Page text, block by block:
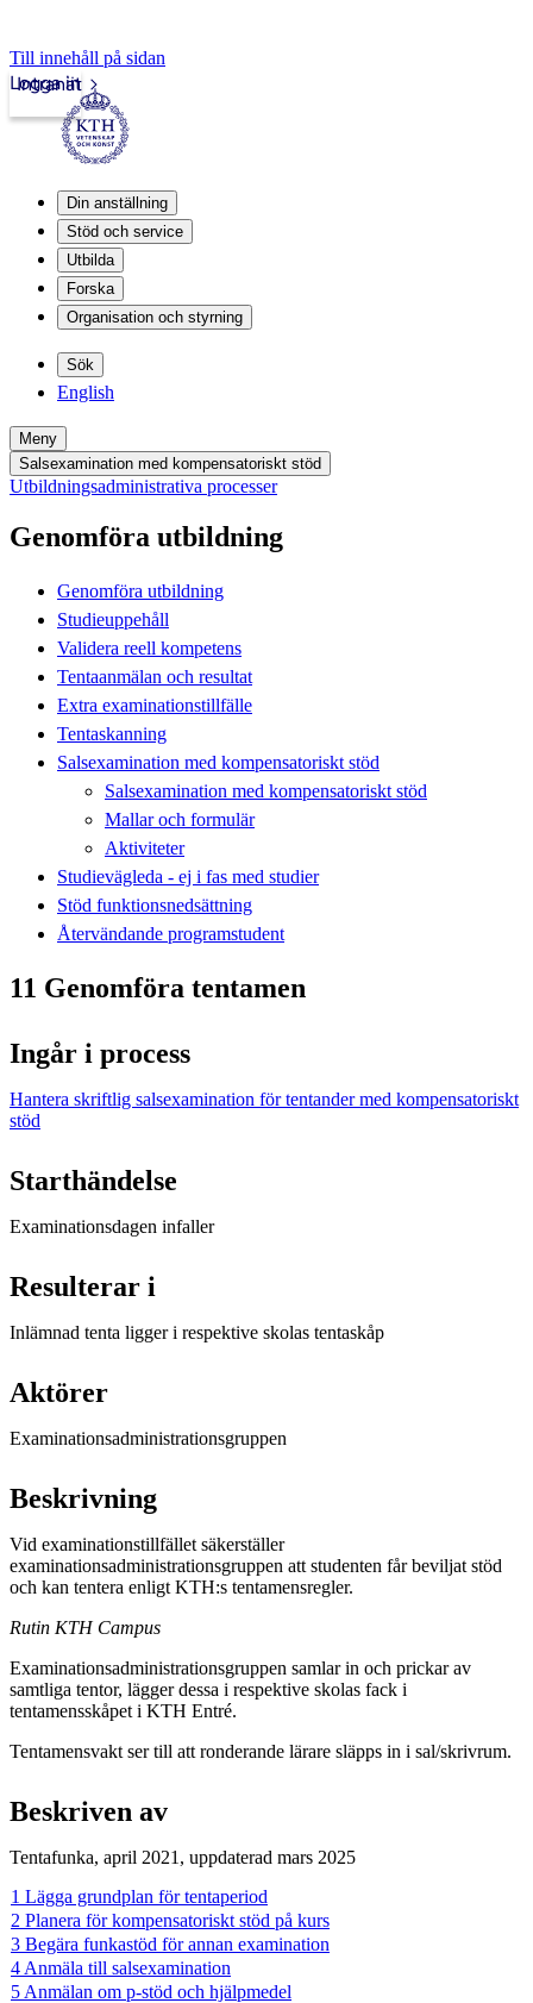
Till innehåll på sidan
Intranät
Logga in
Din anställning
Stöd och service
Utbilda
Forska
Organisation och styrning
Sök
English
Meny
Salsexamination med kompensatoriskt stöd
Utbildningsadministrativa processer
Genomföra utbildning
Genomföra utbildning
Studieuppehåll
Validera reell kompetens
Tentaanmälan och resultat
Extra examinationstillfälle
Tentaskanning
Salsexamination med kompensatoriskt stöd
Salsexamination med kompensatoriskt stöd
Mallar och formulär
Aktiviteter
Studievägleda - ej i fas med studier
Stöd funktionsnedsättning
Återvändande programstudent
11 Genomföra tentamen
Ingår i process
Hantera skriftlig salsexamination för tentander med kompensatoriskt
stöd
Starthändelse
Examinationsdagen infaller
Resulterar i
Inlämnad tenta ligger i respektive skolas tentaskåp
Aktörer
Examinationsadministrationsgruppen
Beskrivning
Vid examinationstillfället säkerställer
examinationsadministrationsgruppen att studenten får beviljat stöd
och kan tentera enligt KTH:s tentamensregler.
Rutin KTH Campus
Examinationsadministrationsgruppen samlar in och prickar av
samtliga tentor, lägger dessa i respektive skolas fack i
tentamensskåpet i KTH Entré.
Tentamensvakt ser till att ronderande lärare släpps in i sal/skrivrum.
Beskriven av
Tentafunka, april 2021, uppdaterad mars 2025
1 Lägga grundplan för tentaperiod
2 Planera för kompensatoriskt stöd på kurs
3 Begära funkastöd för annan examination
4 Anmäla till salsexamination
5 Anmälan om p-stöd och hjälpmedel